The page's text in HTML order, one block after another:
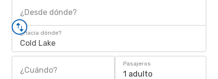
¿Desde dónde?
¿Hacia dónde?
Cold Lake
¿Cuándo?
Pasajeros
1 adulto